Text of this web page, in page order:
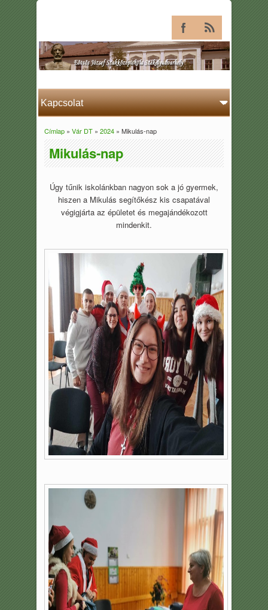
Jelenlegi hely
Címlap» Vár DT» 2024» Mikulás-nap
Mikulás-nap
Úgy tűnik iskolánkban nagyon sok a jó gyermek,
hiszen a Mikulás segítőkész kis csapatával
végigjárta az épületet és megajándékozott
mindenkit.